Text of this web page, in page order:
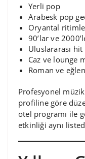
Yerli pop
Arabesk pop
Oryantal
90’lar ve
Uluslararası
Caz ve lounge
Roman ve
Profesyonel
profiline göre
otel programı ile
etkinliği aynı